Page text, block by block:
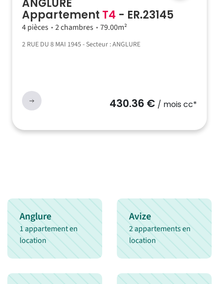
ANGLURE
Appartement T4 - ER.23145
4 pièces 2 chambres 79.00m²
2 RUE DU 8 MAI 1945 - Secteur : ANGLURE
430.36 € / mois cc*
Anglure
1 appartement en
location
Avize
2 appartements en
location